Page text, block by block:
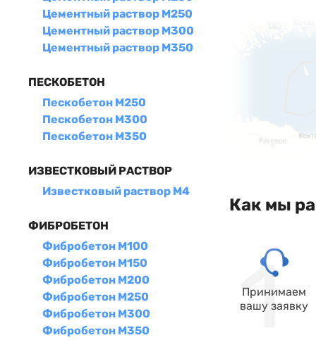
Цементный раствор М250
Цементный раствор М300
Цементный раствор М350
ПЕСКОБЕТОН
Пескобетон М250
Пескобетон М300
Пескобетон М350
ИЗВЕСТКОВЫЙ РАСТВОР
Известковый раствор М4
ФИБРОБЕТОН
Фибробетон М100
Фибробетон М150
Фибробетон М200
Фибробетон М250
Фибробетон М300
Фибробетон М350
Как мы
Принимаем
вашу заявку